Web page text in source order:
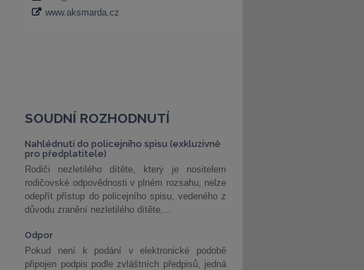
SOUDNÍ ROZHODNUTÍ
Nahlédnutí do policejního spisu (exkluzivně
pro předplatitele)
Rodiči nezletilého dítěte, který je nositelem
rodičovské odpovědnosti v plném rozsahu, nelze
odepřít přístup do policejního spisu, vedeného z
důvodu zranění nezletilého dítěte,...
Odpor
Pokud není k podání v elektronické podobě
připojen podpis podle zvláštních předpisů, jedná